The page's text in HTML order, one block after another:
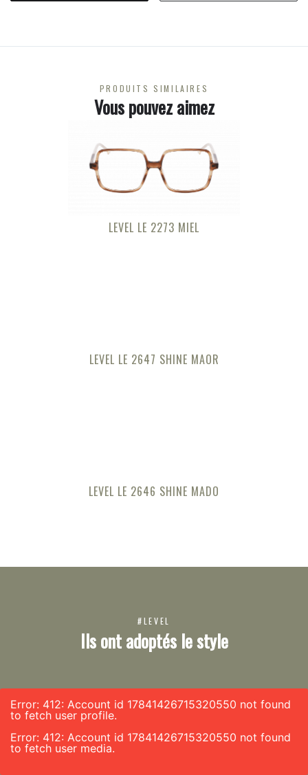
PRODUITS SIMILAIRES
Vous pouvez aimez
LEVEL LE 2273 MIEL
LEVEL LE 2647 SHINE MAOR
LEVEL LE 2646 SHINE MADO
#LEVEL
Ils ont adoptés le style
Error: 412: Account id 17841426715320550 not found
to fetch user profile.
Error: 412: Account id 17841426715320550 not found
to fetch user media.